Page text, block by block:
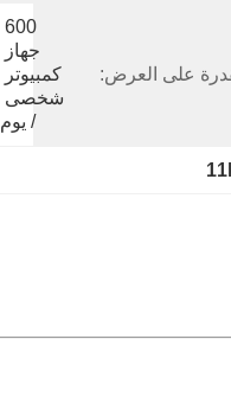
على العرض:
/ يوم